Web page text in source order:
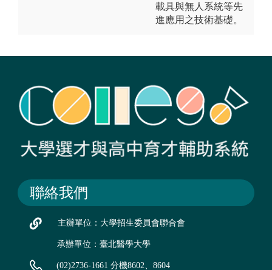
載具與無人系統等先
進應用之技術基礎。
聯絡我們
主辦單位：大學招生委員會聯合會
承辦單位：臺北醫學大學
(02)2736-1661 分機8602、8604